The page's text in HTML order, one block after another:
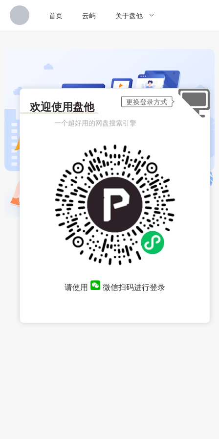
首页 云屿 关于盘他
欢迎使用盘他
一个超好用的网盘搜索引擎
请使用 微信扫码进行登录